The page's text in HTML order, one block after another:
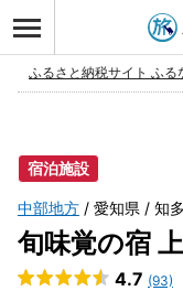
お
ふるさと納税サイト ふる
宿泊施設
中部地方 愛知県 知多
旬味覚の宿
4.7 (93)